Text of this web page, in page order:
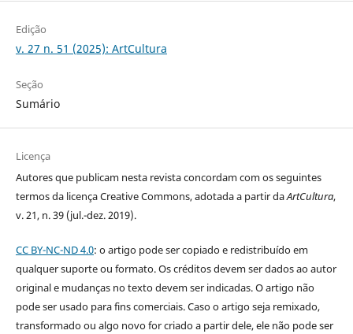
Edição
v. 27 n. 51 (2025): ArtCultura
Seção
Sumário
Licença
Autores que publicam nesta revista concordam com os seguintes
termos da licença Creative Commons, adotada a partir daArtCultura,
v. 21, n. 39 (jul.-dez. 2019).
CC BY-NC-ND 4.0: o artigo pode ser copiado e redistribuído em
qualquer suporte ou formato. Os créditos devem ser dados ao autor
original e mudanças no texto devem ser indicadas. O artigo não
pode ser usado para fins comerciais. Caso o artigo seja remixado,
transformado ou algo novo for criado a partir dele, ele não pode ser